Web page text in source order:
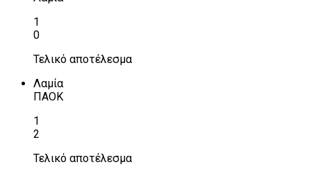
1
0
Τελικό αποτέλεσμα
Λαμία
ΠΑΟΚ
1
2
Τελικό αποτέλεσμα